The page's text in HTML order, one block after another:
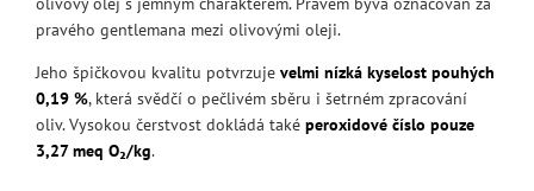
pravého gentlemana mezi olivovými oleji.
Jeho špičkovou kvalitu potvrzuje velmi nízká kyselost pouhých
0,19 %, která svědčí o pečlivém sběru i šetrném zpracování
oliv. Vysokou čerstvost dokládá také peroxidové číslo pouze
3,27 meq O₂/kg.